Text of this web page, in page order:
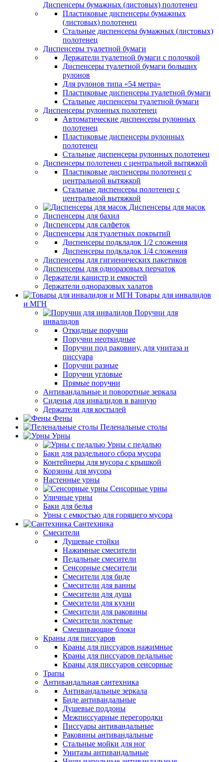
Диспенсеры бумажных (листовых) полотенец
Пластиковые диспенсеры бумажных
(листовых) полотенец
Стальные диспенсеры бумажных (листовых)
полотенец
Диспенсеры туалетной бумаги
Держатели туалетной бумаги с полочкой
Диспенсеры туалетной бумаги больших
рулонов
Для рулонов типа «54 метра»
Пластиковые диспенсеры туалетной бумаги
Стальные диспенсеры туалетной бумаги
Диспенсеры рулонных полотенец
Автоматические диспенсеры рулонных
полотенец
Пластиковые диспенсеры рулонных
полотенец
Стальные диспенсеры рулонных полотенец
Диспенсеры полотенец с центральной вытяжкой
Пластиковые диспенсеры полотенец с
центральной вытяжкой
Стальные диспенсеры полотенец с
центральной вытяжкой
Диспенсеры для масок
Диспенсеры для бахил
Диспенсеры для салфеток
Диспенсеры для туалетных покрытий
Диспенсеры подкладок 1/2 сложения
Диспенсеры подкладок 1/4 сложения
Диспенсеры для гигиенических пакетиков
Диспенсеры для одноразовых перчаток
Держатели канистр и емкостей
Держатели одноразовых халатов
Товары для инвалидов
и МГН
Поручни для
инвалидов
Откидные поручни
Поручни неоткидные
Поручни под раковину, для унитаза и
писсуара
Поручни разные
Поручни угловые
Прямые поручни
Антивандальные и поворотные зеркала
Сиденья для инвалидов в ванную
Держатели для костылей
Фены
Пеленальные столы
Урны
Урны с педалью
Баки для раздельного сбора мусора
Контейнеры для мусора с крышкой
Корзины для мусора
Настенные урны
Сенсорные урны
Уличные урны
Баки для белья
Урны с емкостью для горящего мусора
Сантехника
Смесители
Душевые стойки
Нажимные смесители
Педальные смесители
Сенсорные смесители
Смесители для биде
Смесители для ванны
Смесители для душа
Смесители для кухни
Смесители для раковины
Смесители локтевые
Смешивающие блоки
Краны для писсуаров
Краны для писсуаров нажимные
Краны для писсуаров педальные
Краны для писсуаров сенсорные
Трапы
Антивандальная сантехника
Антивандальные зеркала
Биде антивандальные
Душевые поддоны
Межписсуарные перегородки
Писсуары антивандальные
Раковины антивандальные
Стальные мойки для ног
Унитазы антивандальные